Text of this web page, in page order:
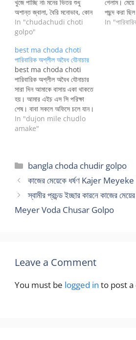
খুজে পাচ্ছি না৷ মনের ভিতর শুধু
অশান্ত জ্বালা, বৈরি মনোভাব, কোন
কাজে যেন মন বসে না৷ অনেক মেয়েকে
পছন্দ করি৷ কিন্তু প্রস্তাব দিতে পারি
না?যদিও বা কখনো আসে কিভাবে
আমি তাকে গ্রহণ করব৷…
In "chudachudi choti
golpo"
গেলাম।
পছন্দ করা
অপেক্ষা ছিল
In
best ma choda choti
পারিবারিক অশ্লীল অবৈধ যৌনাচার
best ma choda choti
পারিবারিক অশ্লীল অবৈধ যৌনাচার
সারা দিন আমাকে বাসায় একা থাকতে
হয়। আমার এইচ এস সি পরিক্ষা
শেষ। বাবা সকলে অফিসে চলে যান।
আর মা রান্নাবাড়া নিয়ে ব্যস্ত। গল্প
করে সময় কাটানোর জন্য কেউ নেই
In "dujon mile chudlo
amake"
Categories
bangla choda chudir golpo
কাজের মেয়েকে ধর্ষণ Kajer
স্বামীর প্রচন্ড ইচ্ছার কারনে কাজের
Meyer Voda Chusar Golpo
Leave a Comment
You must be logged in to post